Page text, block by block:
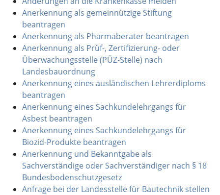
Anerkennung als gemeinnützige Stiftung
beantragen
Anerkennung als Pharmaberater beantragen
Anerkennung als Prüf-, Zertifizierung- oder
Überwachungsstelle (PÜZ-Stelle) nach
Landesbauordnung
Anerkennung eines ausländischen Lehrerdiploms
beantragen
Anerkennung eines Sachkundelehrgangs für
Asbest beantragen
Anerkennung eines Sachkundelehrgangs für
Biozid-Produkte beantragen
Anerkennung und Bekanntgabe als
Sachverständige oder Sachverständiger nach § 18
Bundesbodenschutzgesetz
Anfrage bei der Landesstelle für Bautechnik stellen